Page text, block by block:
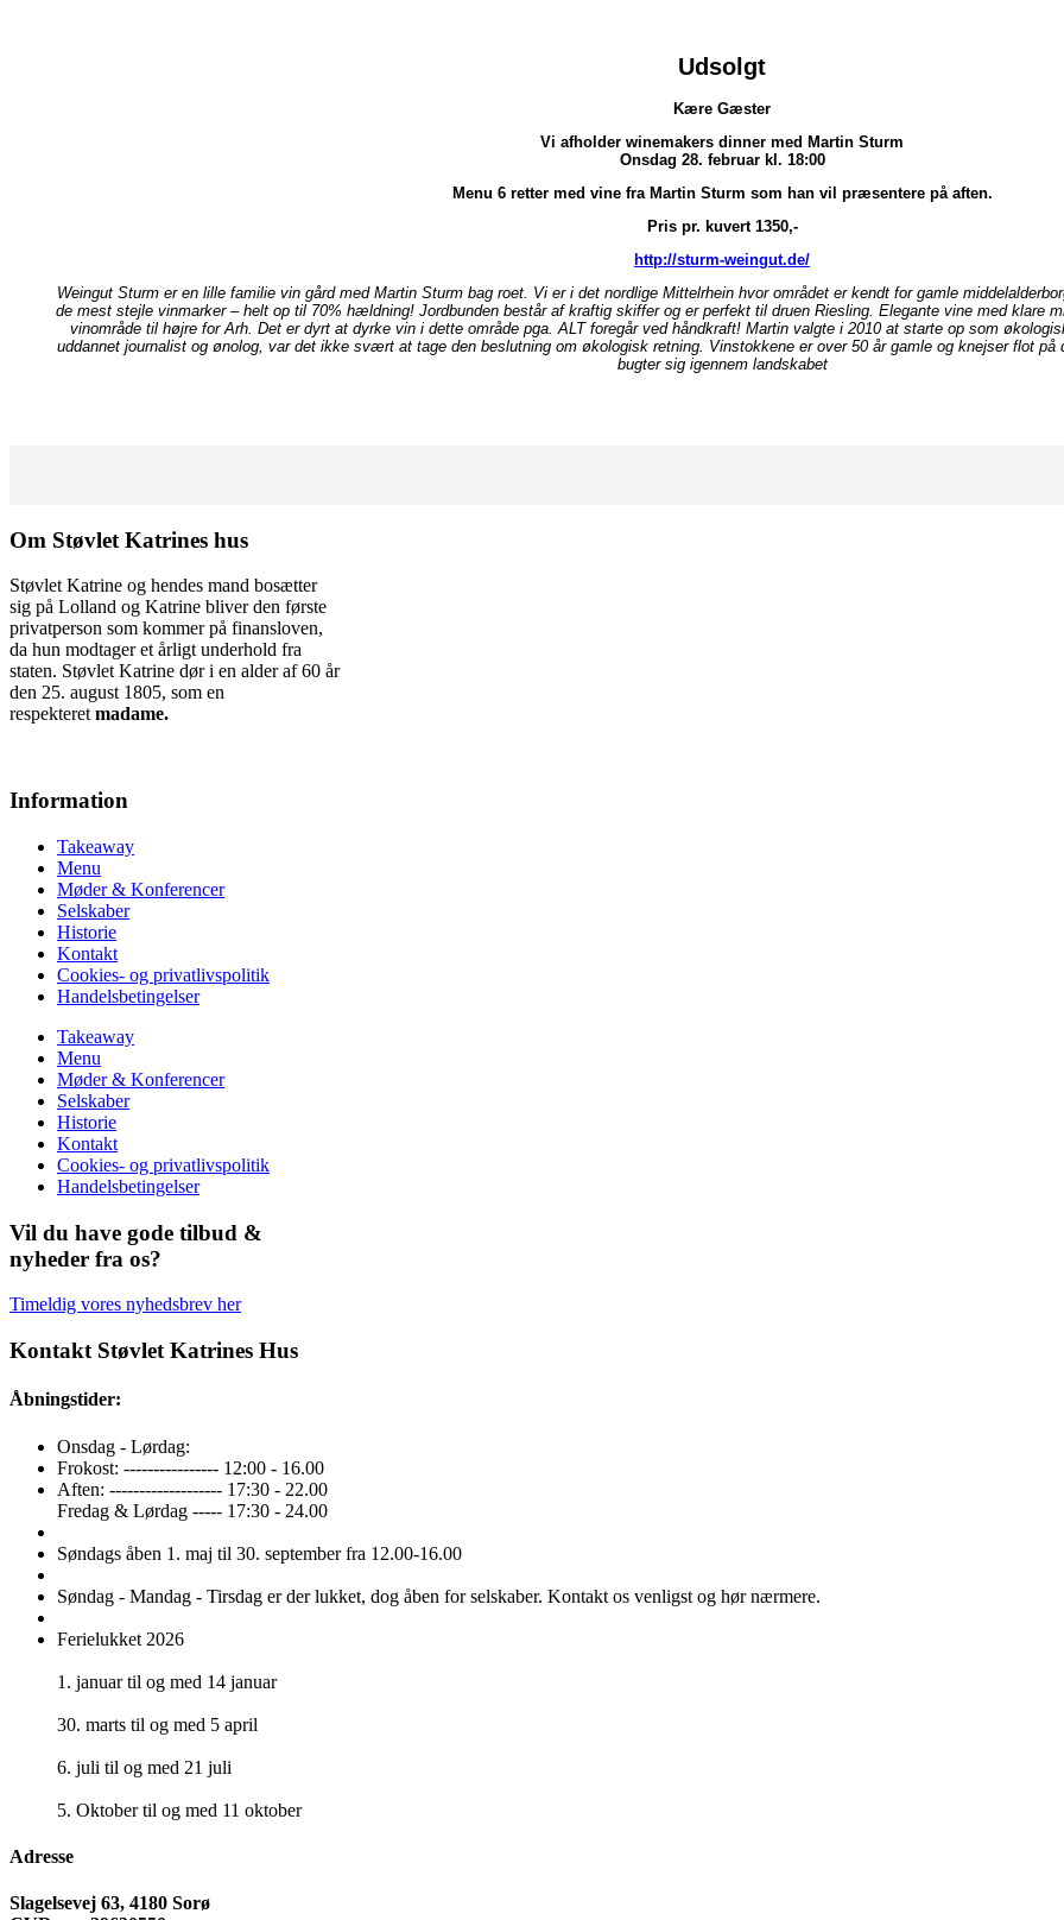
Udsolgt
Kære Gæster
Vi afholder winemakers dinner med Martin Sturm
Onsdag 28. februar kl. 18:00
Menu 6 retter med vine fra Martin Sturm som han vil præsentere på aften.
Pris pr. kuvert 1350,-
http://sturm-weingut.de/
Weingut Sturm er en lille familie vin gård med Martin Sturm bag roet. Vi er i det nordlige Mittelrhein hvor området er kendt for gamle
de mest stejle vinmarker – helt op til 70% hældning! Jordbunden består af kraftig skiffer og er perfekt til druen Riesling. Elegante vine med klare
vinområde til højre for Arh. Det er dyrt at dyrke vin i dette område pga. ALT foregår ved håndkraft! Martin valgte i 2010 at starte op som
uddannet journalist og ønolog, var det ikke svært at tage den beslutning om økologisk retning. Vinstokkene er over 50 år gamle og knejser flot på
bugter sig igennem landskabet
Om Støvlet Katrines hus
Støvlet Katrine og hendes mand bosætter
sig på Lolland og Katrine bliver den første
privatperson som kommer på finansloven,
da hun modtager et årligt underhold fra
staten. Støvlet Katrine dør i en alder af 60 år
den 25. august 1805, som en
respekteretmadame.
Information
Takeaway
Menu
Møder & Konferencer
Selskaber
Historie
Kontakt
Cookies- og privatlivspolitik
Handelsbetingelser
Takeaway
Menu
Møder & Konferencer
Selskaber
Historie
Kontakt
Cookies- og privatlivspolitik
Handelsbetingelser
Vil du have gode tilbud &
nyheder fra os?
Timeldig vores nyhedsbrev her
Kontakt Støvlet Katrines Hus
Åbningstider:
Onsdag - Lørdag:
Frokost: ---------------- 12:00 - 16.00
Aften: ------------------- 17:30 - 22.00
Fredag & Lørdag ----- 17:30 - 24.00
Søndags åben 1. maj til 30. september fra 12.00-16.00
Søndag - Mandag - Tirsdag er der lukket, dog åben for selskaber. Kontakt os venligst og hør nærmere.
Ferielukket 2026
1. januar til og med 14 januar
30. marts til og med 5 april
6. juli til og med 21 juli
5. Oktober til og med 11 oktober
Adresse
Slagelsevej 63, 4180 Sorø